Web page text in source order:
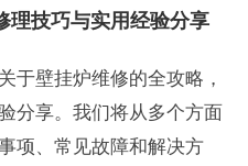
理技巧与实用经验分享
于壁挂炉维修的全攻略，
分享。我们将从多个方面
项、常见故障和解决方